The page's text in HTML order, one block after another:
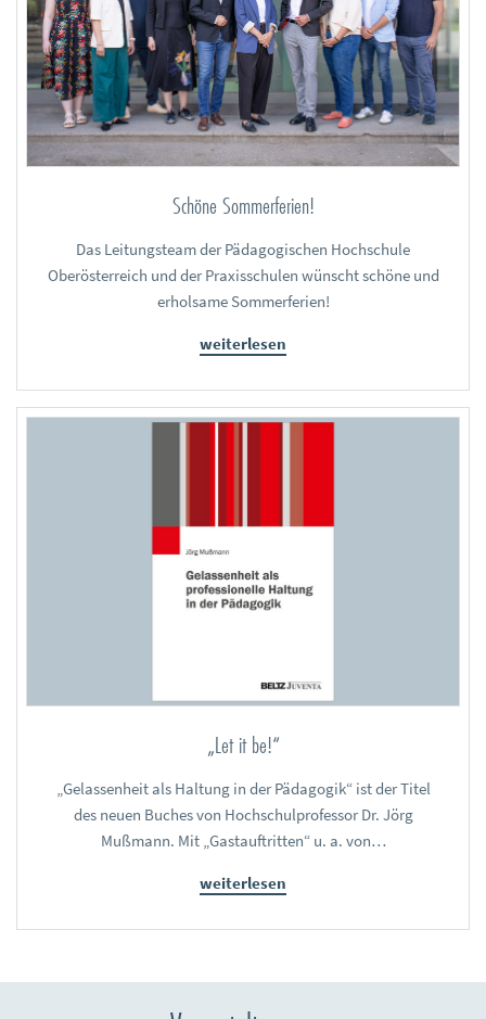
Schöne Sommerferien!
Das Leitungsteam der Pädagogischen Hochschule
Oberösterreich und der Praxisschulen wünscht schöne und
erholsame Sommerferien!
weiterlesen
„Let it be!“
„Gelassenheit als Haltung in der Pädagogik“ ist der Titel
des neuen Buches von Hochschulprofessor Dr. Jörg
Mußmann. Mit „Gastauftritten“ u. a. von…
weiterlesen